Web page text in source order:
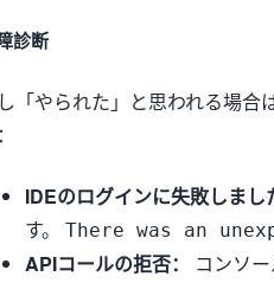
診断
「やられた」と思われる場合
IDEのログインに失敗しまし
す。
There was an
APIコールの拒否：
コンソ